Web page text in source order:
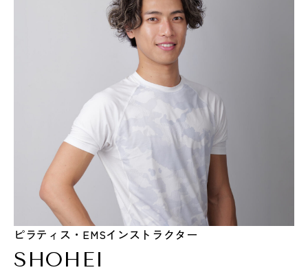
ピラティス・EMSインストラクター
SHOHEI